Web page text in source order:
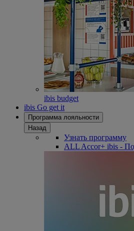
ibis budget
ibis Go get it
Программа лояльности
Назад
Узнать программу
ALL Accor+ ibis -